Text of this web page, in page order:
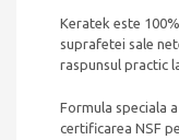
Keratek este
suprafetei sale
raspunsul practic
Formula speciala
certificarea NSF